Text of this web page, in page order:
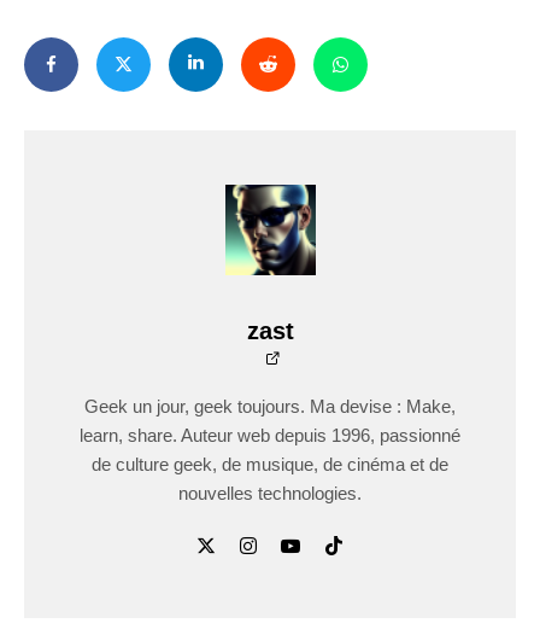
zast
Geek un jour, geek toujours. Ma devise : Make,
learn, share. Auteur web depuis 1996, passionné
de culture geek, de musique, de cinéma et de
nouvelles technologies.